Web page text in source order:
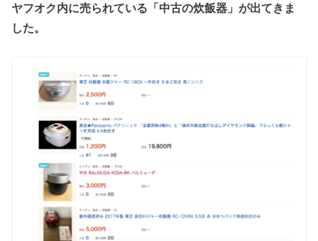
ヤフオク内に売られている「中古の炊飯器」が出てきま
した。